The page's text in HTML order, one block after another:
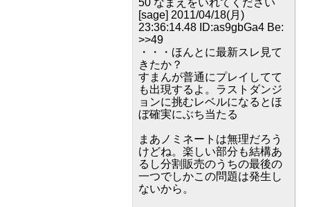
50 なまえをいれてください
[sage] 2011/04/18(月)
23:36:14.48 ID:as9gbGa4 Be:
>>49
・・・ほんとに最新スレ見て
きたか？
すまんが普通にプレイしてて
も出現するよ。ラストダンジ
ョンに挑むレベルになるとほ
ぼ確実にぶち当たる
まあノミネートは無理だろう
けどね。楽しい部分も結構あ
るし分割販売のうちの最後の
一つでしかこの問題は発生し
ないから。